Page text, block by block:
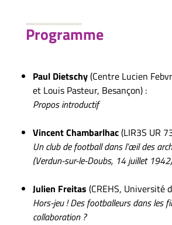
Programme
Paul Dietschy(Centre Lucien
et Louis Pasteur, Besançon) :
Propos introductif
Vincent Chambarlhac(LIR3S UR
Un club de football dans l’œil des
(Verdun-sur-le-Doubs, 14 juillet 1942)
Julien Freitas (CREHS, Université
Hors-jeu ! Des footballeurs dans les
collaboration ?